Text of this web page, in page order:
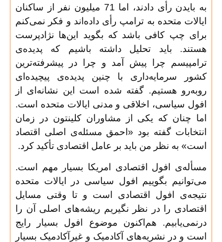
به بایدن رأی دادند، اما 71 میلیون نفر از ساکنان
ایالات متحده به ترامپ رأی داده‌اند و فکر نمی‌کنم
برای چپ کافی باشد که بگوید این‌ها نژادپرست
هستند. باید تحلیل داشته باشیم که پدیده‌ی
ترامپیسم چرا پیش آمد و چرا در پیشرفته‌ترین
کشور سرمایه‌داری با چنین پدیده‌ی پیچیده‌ای
روبه‌رو هستیم. گفته شده است این نشانه‌ای از
افول سیاسی، اخلاقی و مدنی ایالات متحده است.
اما چنان که یکی از مشاوران کلینتون در زمان
انتخابات گفته بود «احمق مسئله‌ی اصلی اقتصاد
است» به نظر من باید بر عامل اقتصادی تأکید کرد.
مسأله‌ی افول اقتصادی امریکا بسیار مهم است.
می‌توانیم بگوییم افول سیاسی در ایالات متحده
نتیجه‌ی افول اقتصادی است و تا وقتی مسایل
اقتصادی را در نظر نگیریم ریشه‌های اصلی آن را
درنمی‌یابیم. هم‌اکنون موضوع افول بسیار رایج
است و در نشریه‌های آکادمیک و غیرآکادمیک بسیار